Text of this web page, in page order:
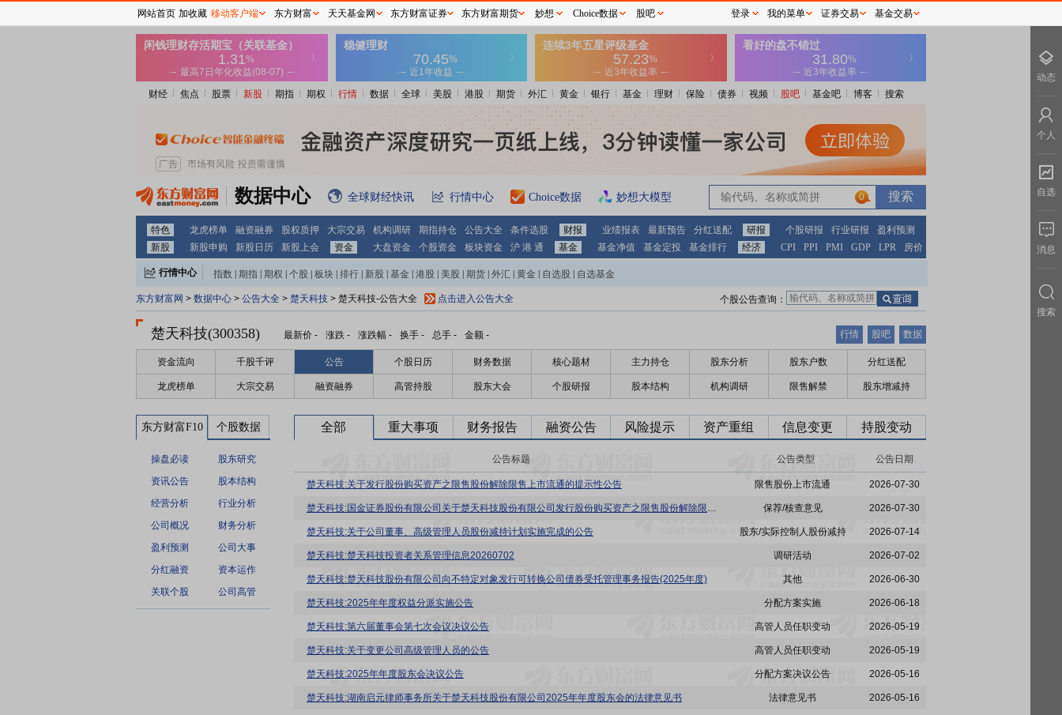
财经 焦点 股票 新股 期指 期权 行情 数据 全球 美股 港股 期货 外汇 黄金 银行 基金 理财 保险 债券 视频 股吧 基金吧 博客 搜索
数据中心 全球财经快讯 行情中心 Choice数据 妙想大模型 0
特色 龙虎榜单 融资融券 股权质押 大宗交易 机构调研 期指持仓 公告大全 条件选股 财报 业绩报表 最新预告 分红送配 研报 个股研报 行业研报
盈利预测
新股
新股申购 新股日历 新股上会 资金 大盘资金 个股资金 板块资金 沪 港 通 基金 基金净值 基金定投 基金排行 经济 CPI PPI PMI GDP LPR 房价
行情中心 指数 期指 期权 个股 板块 排行 新股 基金 港股 美股 期货 外汇 黄金 自选股 自选基金
东方财富网 > 数据中心 > 公告大全 > 楚天科技 > 楚天科技-公告大全 点击进入公告大全 个股公告查询：
楚天科技(300358) 最新价 - 涨跌 - 涨跌幅 - 换手 - 总手 - 金额 - 行情 股吧 数据
资金流向 千股千评 公告 个股日历 财务数据 核心题材 主力持仓 股东分析 股东户数 分红送配
龙虎榜单 大宗交易 融资融券 高管持股 股东大会 个股研报 股本结构 机构调研 限售解禁 股东增减持
东方财富F10 个股数据
操盘必读
股东研究
资讯公告
股本结构
经营分析
行业分析
公司概况
财务分析
盈利预测
公司大事
分红融资
资本运作
关联个股
公司高管
全部 重大事项 财务报告 融资公告 风险提示 资产重组 信息变更 持股变动
公告标题 公告类型 公告日期
楚天科技:关于发行股份购买资产之限售股份解除限售上市流通的提示性公告 限售股份上市流通 2026-07-30
楚天科技:国金证券股份有限公司关于楚天科技股份有限公司发行股份购买资产之限售股份解除限售的核查意见 保荐/核查意见 2026-07-30
楚天科技:关于公司董事、高级管理人员股份减持计划实施完成的公告 股东/实际控制人股份减持 2026-07-14
楚天科技:楚天科技投资者关系管理信息20260702 调研活动 2026-07-02
楚天科技:楚天科技股份有限公司向不特定对象发行可转换公司债券受托管理事务报告(2025年度) 其他 2026-06-30
楚天科技:2025年年度权益分派实施公告 分配方案实施 2026-06-18
楚天科技:第六届董事会第七次会议决议公告 高管人员任职变动 2026-05-19
楚天科技:关于变更公司高级管理人员的公告 高管人员任职变动 2026-05-19
楚天科技:2025年年度股东会决议公告 分配方案决议公告 2026-05-16
楚天科技:湖南启元律师事务所关于楚天科技股份有限公司2025年年度股东会的法律意见书 法律意见书 2026-05-16
网站首页 加收藏 移动客户端 东方财富 天天基金网 东方财富证券 东方财富期货 妙想 Choice数据 股吧 登录 我的菜单 证券交易 基金交易
动态
个人
自选
消息
搜索